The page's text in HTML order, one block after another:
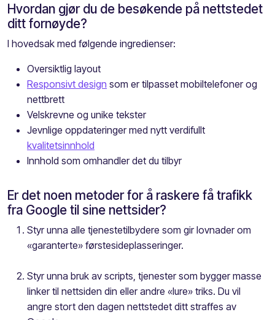
Hvordan gjør du de besøkende på nettstedet
ditt fornøyde?
I hovedsak med følgende ingredienser:
Oversiktlig layout
Responsivt design som er tilpasset mobiltelefoner og
nettbrett
Velskrevne og unike tekster
Jevnlige oppdateringer med nytt verdifullt
kvalitetsinnhold
Innhold som omhandler det du tilbyr
Er det noen metoder for å raskere få trafikk
fra Google til sine nettsider?
Styr unna alle tjenestetilbydere som gir lovnader om
«garanterte» førstesideplasseringer.
Styr unna bruk av scripts, tjenester som bygger masse
linker til nettsiden din eller andre «lure» triks. Du vil
angre stort den dagen nettstedet ditt straffes av